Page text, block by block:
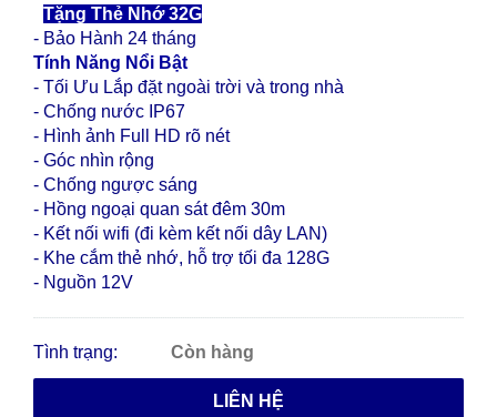
Tặng Thẻ Nhớ 32G
- Bảo Hành 24 tháng
Tính Năng Nổi Bật
- Tối Ưu Lắp đặt ngoài trời và trong nhà
- Chống nước IP67
- Hình ảnh Full HD rõ nét
- Góc nhìn rộng
- Chống ngược sáng
- Hồng ngoại quan sát đêm 30m
- Kết nối wifi (đi kèm kết nối dây LAN)
- Khe cắm thẻ nhớ, hỗ trợ tối đa 128G
- Nguồn 12V
Tình trạng: Còn hàng
LIÊN HỆ